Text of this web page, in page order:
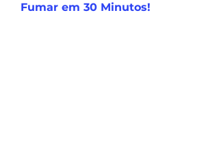
Fumar em 30 Minutos!